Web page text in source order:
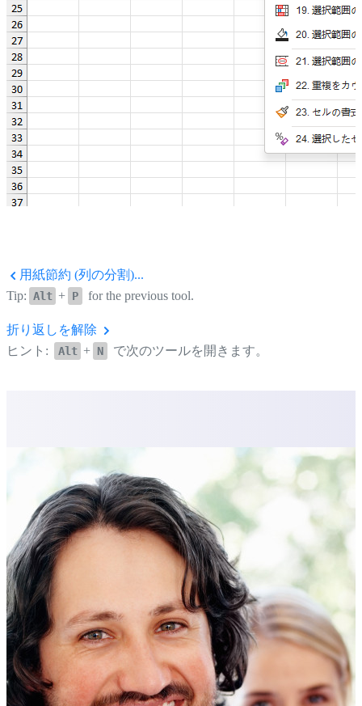
用紙節約 (列の分割)...
Tip: Alt + P for the previous tool.
折り返しを解除
ヒント:
Alt + N で次のツールを開きます。